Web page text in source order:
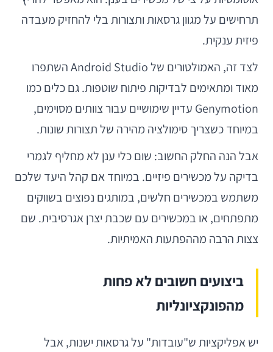
תרחישים על מגוון גרסאות ותצורות בלי להחזיק מעבדה
פיזית ענקית.
לצד זה, האמולטורים של Android Studio השתפרו
מאוד ומתאימים לבדיקות פיתוח שוטפות. גם כלים כמו
Genymotion עדיין שימושיים עבור צוותים מסוימים,
במיוחד כשצריך סימולציה מהירה של תצורות שונות.
אבל הנה החלק החשוב: שום כלי ענן לא מחליף לגמרי
בדיקה על מכשירים פיזיים. במיוחד אם קהל היעד שלכם
משתמש במכשירים חלשים, במותגים נפוצים בשווקים
מתפתחים, או במכשירים עם שכבת יצרן אגרסיבית. שם
צצות הרבה מההפתעות האמיתיות.
ביצועים חשובים לא פחות
מהפונקציונליות
יש אפליקציות ש"עובדות" על גרסאות ישנות, אבל